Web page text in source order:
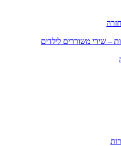
– שירי משוררים לילדים